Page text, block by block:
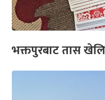
भक्तपुरबाट तास